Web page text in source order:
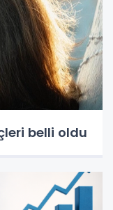
belli oldu